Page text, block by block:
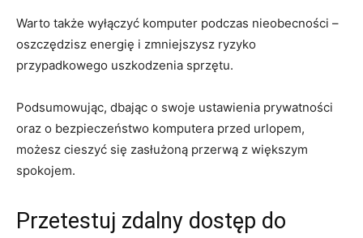
Warto także wyłączyć komputer podczas nieobecności –
oszczędzisz energię i zmniejszysz ryzyko
przypadkowego uszkodzenia sprzętu.
Podsumowując, dbając o swoje ustawienia prywatności
oraz o bezpieczeństwo komputera przed urlopem,
możesz cieszyć się zasłużoną przerwą z większym⁢
spokojem.
Przetestuj zdalny dostęp ​do